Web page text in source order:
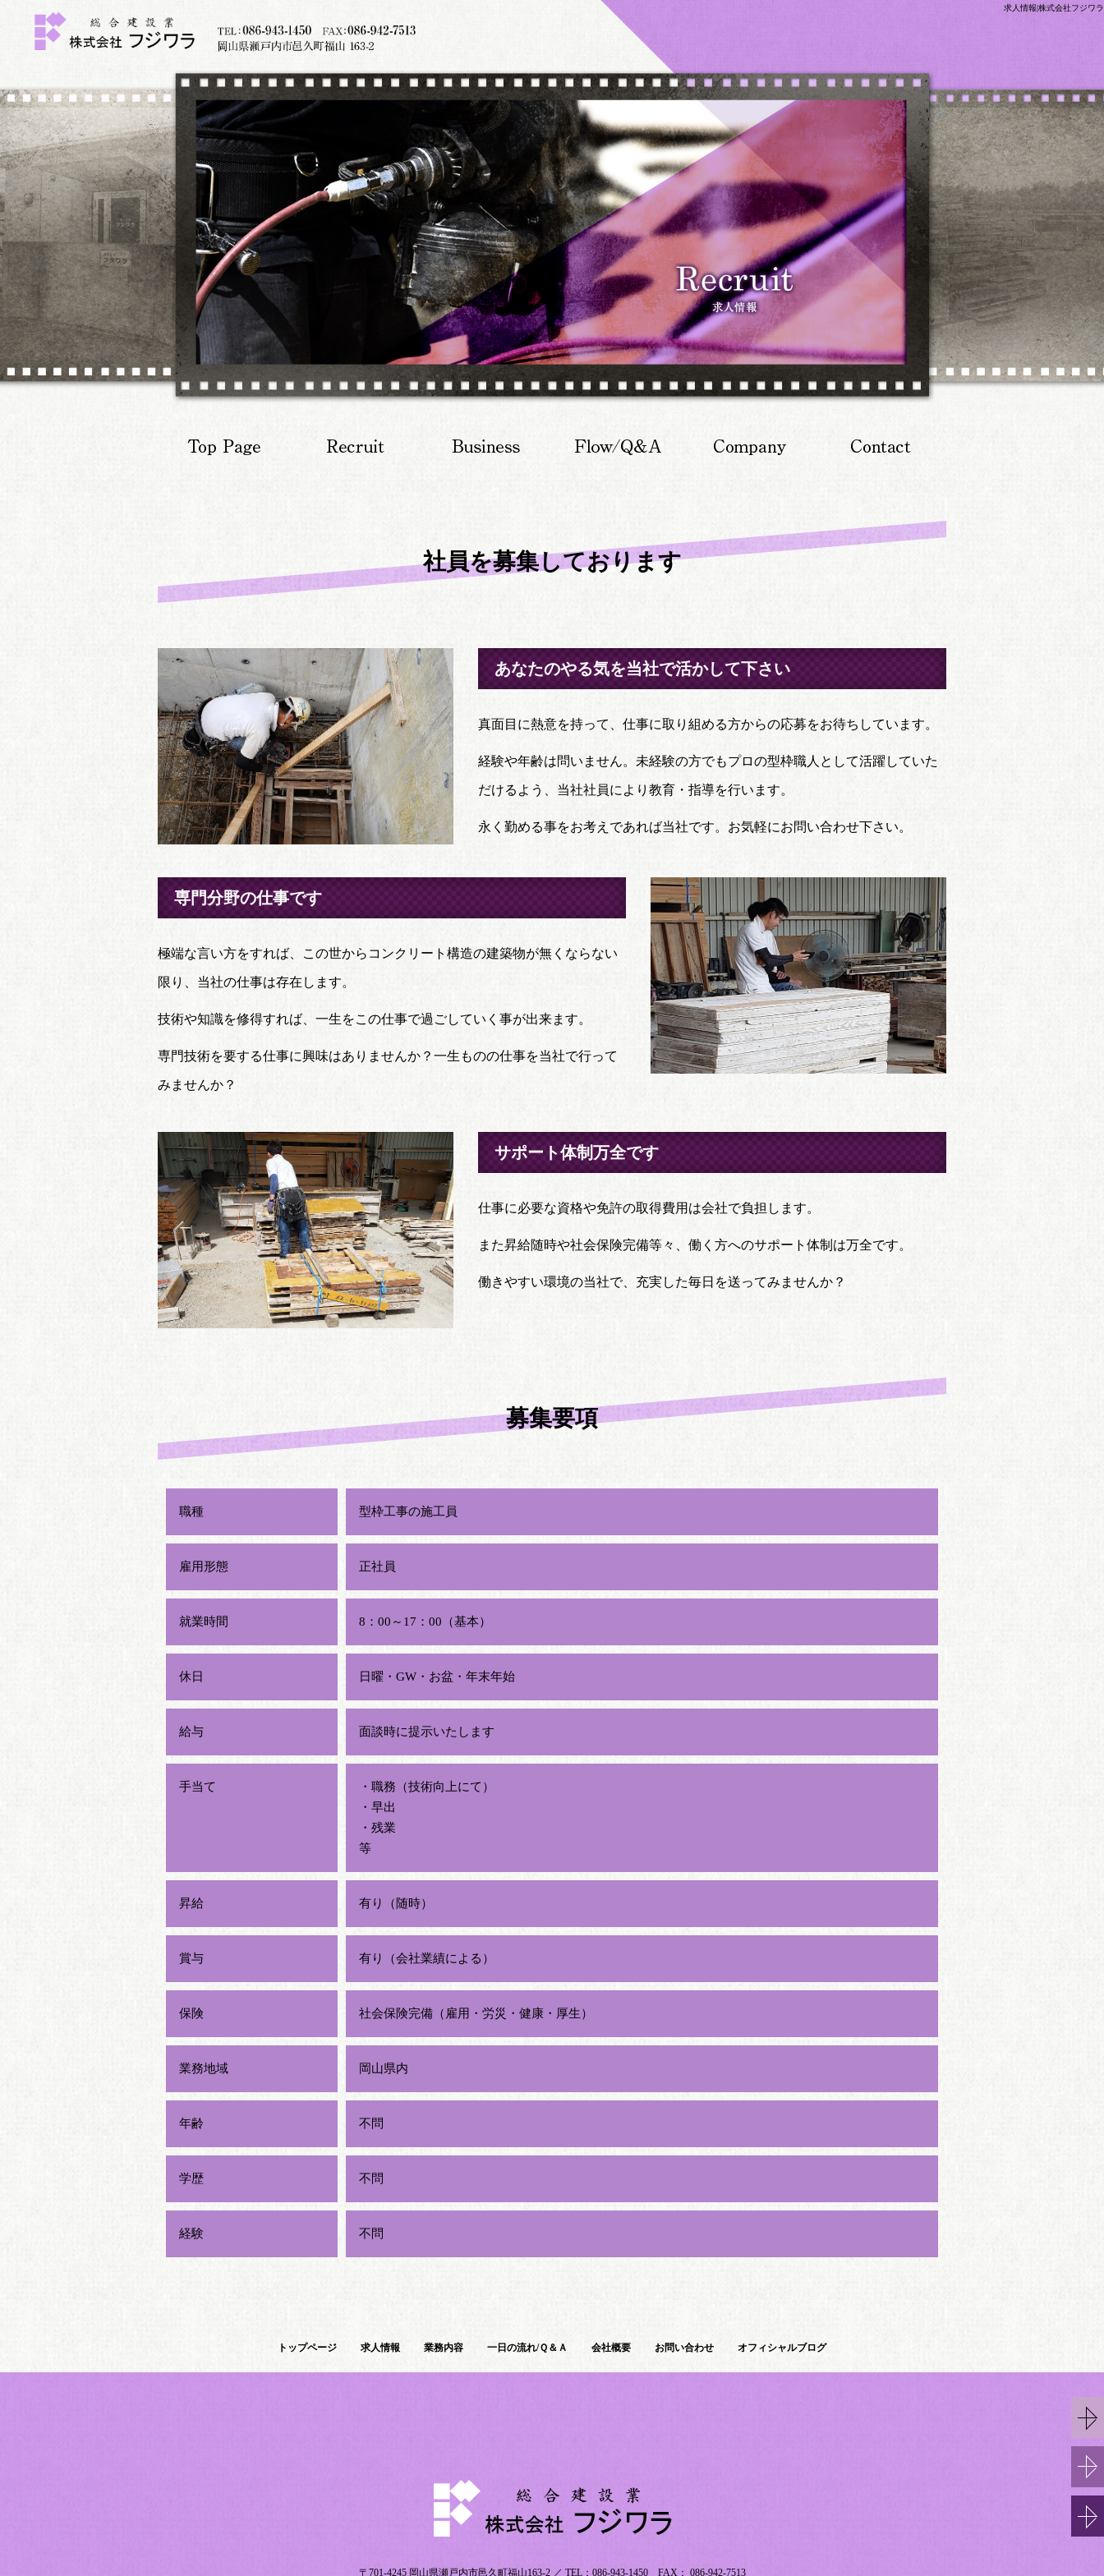
求人情報|株式会社フジワラ
社員を募集しております
あなたのやる気を当社で活かして下さい
真面目に熱意を持って、仕事に取り組める方からの応募をお待ちしています。
経験や年齢は問いません。未経験の方でもプロの型枠職人として活躍していた
だけるよう、当社社員により教育・指導を行います。
永く勤める事をお考えであれば当社です。お気軽にお問い合わせ下さい。
専門分野の仕事です
極端な言い方をすれば、この世からコンクリート構造の建築物が無くならない
限り、当社の仕事は存在します。
技術や知識を修得すれば、一生をこの仕事で過ごしていく事が出来ます。
専門技術を要する仕事に興味はありませんか？一生ものの仕事を当社で行って
みませんか？
サポート体制万全です
仕事に必要な資格や免許の取得費用は会社で負担します。
また昇給随時や社会保険完備等々、働く方へのサポート体制は万全です。
働きやすい環境の当社で、充実した毎日を送ってみませんか？
募集要項
職種 型枠工事の施工員
雇用形態 正社員
就業時間 8：00～17：00（基本）
休日 日曜・GW・お盆・年末年始
給与 面談時に提示いたします
手当て
・職務（技術向上にて）
・早出
・残業
等
昇給 有り（随時）
賞与 有り（会社業績による）
保険 社会保険完備（雇用・労災・健康・厚生）
業務地域 岡山県内
年齢 不問
学歴 不問
経験 不問
トップページ 求人情報 業務内容 一日の流れ/Ｑ＆Ａ 会社概要 お問い合わせ オフィシャルブログ
〒701-4245 岡山県瀬戸内市邑久町福山163-2 ／ TEL：086-943-1450 FAX： 086-942-7513